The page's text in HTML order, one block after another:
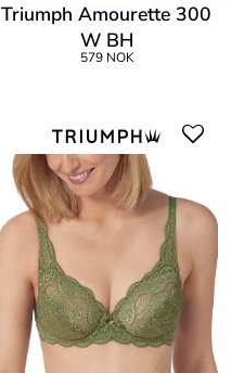
Triumph Amourette 300
W BH
579 NOK